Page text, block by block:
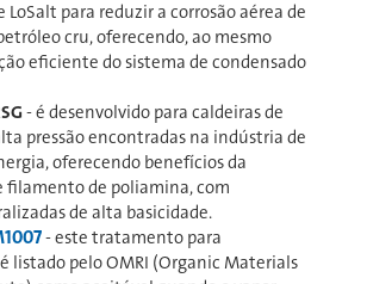
para reduzir a corrosão aérea de
cru, oferecendo, ao mesmo
eficiente do sistema de condensado
- é desenvolvido para caldeiras de
pressão encontradas na indústria de
oferecendo benefícios da
filamento de poliamina, com
de alta basicidade.
- este tratamento para
listado pelo OMRI (Organic Materials